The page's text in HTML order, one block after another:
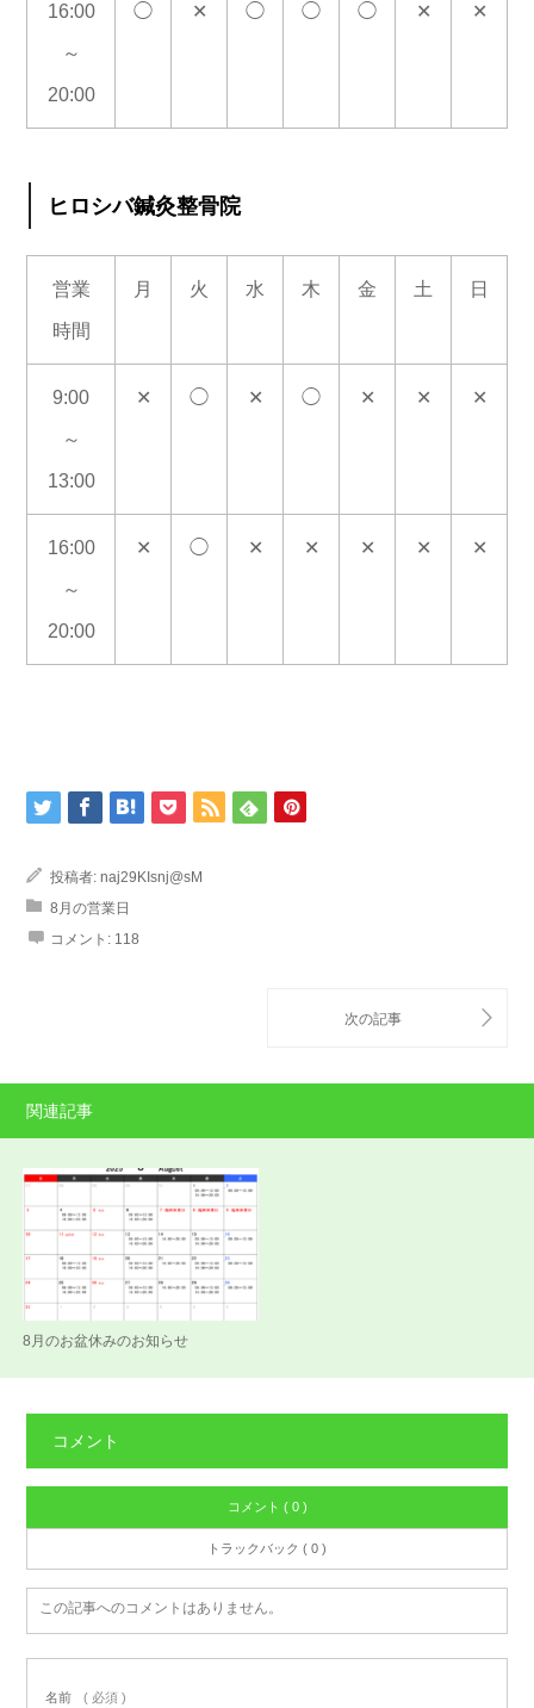
16:00
～
20:00
◯ ✕ ◯ ◯ ◯ ✕ ✕
ヒロシバ鍼灸整骨院
営業
時間
月 火 水 木 金 土 日
9:00
～
13:00
✕ ◯ ✕ ◯ ✕ ✕ ✕
16:00
～
20:00
✕ ◯ ✕ ✕ ✕ ✕ ✕
投稿者: naj29KIsnj@sM
8月の営業日
コメント: 118
関連記事
8月のお盆休みのお知らせ
コメント
コメント ( 0 )
トラックバック ( 0 )
この記事へのコメントはありません。
名前 ( 必須 )